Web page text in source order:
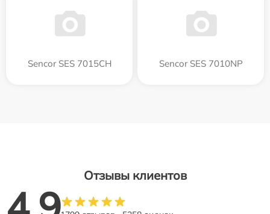
Sencor SES 7015CH Sencor SES 7010NP
Отзывы клиентов